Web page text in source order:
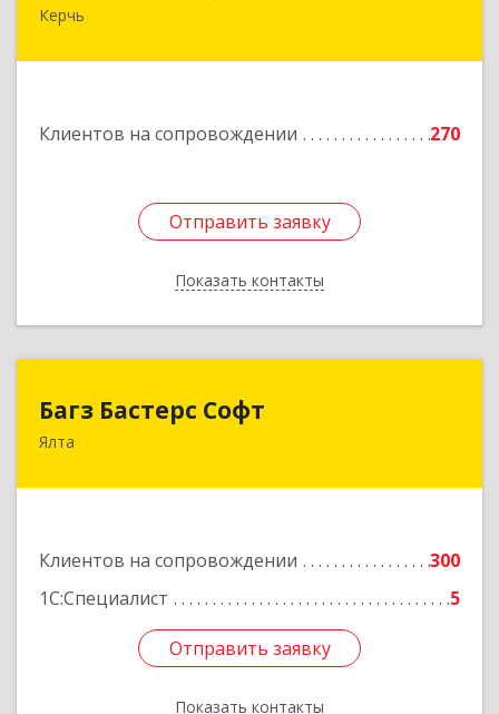
Керчь
Клиентов на сопровождении 270
Отправить заявку
Показать контакты
298330, Крым Респ, Керчь г, Адмиралтейский
Отправить заявку
Назад
Багз Бастерс Софт
Ялта
Клиентов на сопровождении
300
1С:Специалист
5
Отправить заявку
Показать контакты
Багз Бастерс Софт
298603, Крым Респ, Ялта г, Свердлова ул, дом №
Отправить заявку
Назад